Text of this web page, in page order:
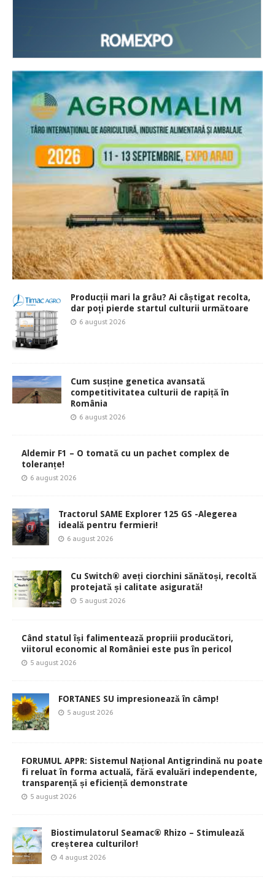
Producții mari la grâu? Ai câștigat recolta,
dar poți pierde startul culturii următoare
6 august 2026
Cum susține genetica avansată
competitivitatea culturii de rapiță în
România
6 august 2026
Aldemir F1 – O tomată cu un pachet complex de
toleranțe!
6 august 2026
Tractorul SAME Explorer 125 GS -Alegerea
ideală pentru fermieri!
6 august 2026
Cu Switch® aveți ciorchini sănătoși, recoltă
protejată și calitate asigurată!
5 august 2026
Când statul își falimentează propriii producători,
viitorul economic al României este pus în pericol
5 august 2026
FORTANES SU impresionează în câmp!
5 august 2026
FORUMUL APPR: Sistemul Național Antigrindină nu poate
fi reluat în forma actuală, fără evaluări independente,
transparență și eficiență demonstrate
5 august 2026
Biostimulatorul Seamac® Rhizo – Stimulează
creșterea culturilor!
4 august 2026